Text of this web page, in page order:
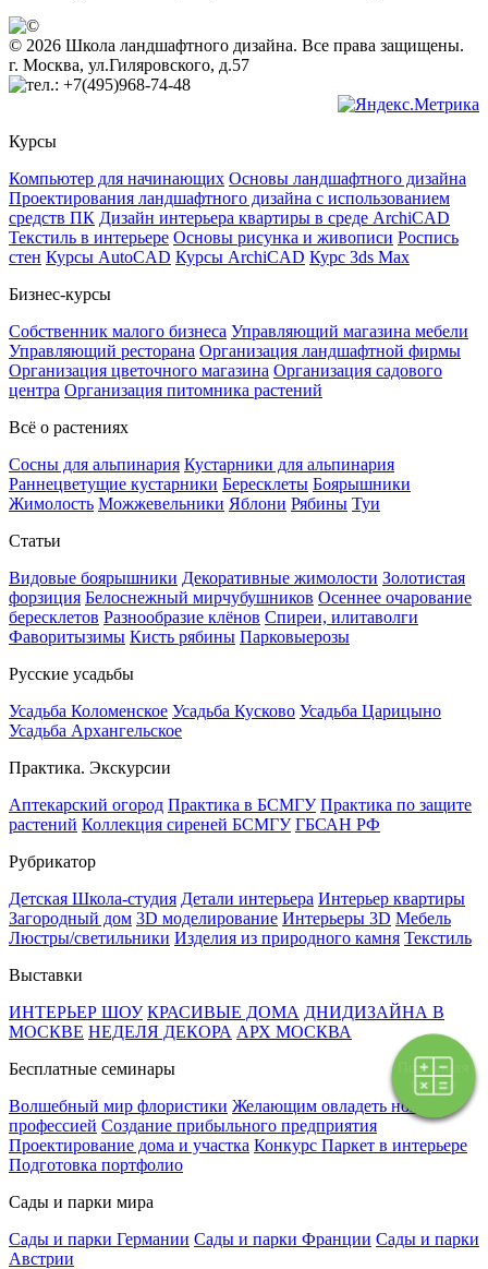
Поэтапная
оплата
© 2026 Школа ландшафтного дизайна. Все права защищены.
г. Москва, ул.Гиляровского, д.57
+7(495)968-74-48
Курсы
Компьютер для начинающих Основы ландшафтного дизайна
Проектирования ландшафтного дизайна с использованием
средств ПК Дизайн интерьера квартиры в среде ArchiCAD
Текстиль в интерьере Основы рисунка и живописи Роспись
стен Курсы AutoCAD Курсы ArchiCAD Курс 3ds Max
Бизнес-курсы
Собственник малого бизнеса Управляющий магазина мебели
Управляющий ресторана Организация ландшафтной фирмы
Организация цветочного магазина Организация садового
центра Организация питомника растений
Всё о растениях
Сосны для альпинария Кустарники для альпинария
Раннецветущие кустарники Бересклеты Боярышники
Жимолость Можжевельники Яблони Рябины Туи
Статьи
Видовые боярышники Декоративные жимолости Золотистая
форзиция Белоснежный мирчубушников Осеннее очарование
бересклетов Разнообразие клёнов Спиреи, илитаволги
Фаворитызимы Кисть рябины Парковыерозы
Русские усадьбы
Усадьба Коломенское Усадьба Кусково Усадьба Царицыно
Усадьба Архангельское
Практика. Экскурсии
Аптекарский огород Практика в БСМГУ Практика по защите
растений Коллекция сиреней БСМГУ ГБСАН РФ
Рубрикатор
Детская Школа-студия Детали интерьера Интерьер квартиры
Загородный дом 3D моделирование Интерьеры 3D Мебель
Люстры/светильники Изделия из природного камня Текстиль
Выставки
ИНТЕРЬЕР ШОУ КРАСИВЫЕ ДОМА ДНИДИЗАЙНА В
МОСКВЕ НЕДЕЛЯ ДЕКОРА АРХ МОСКВА
Бесплатные семинары
Волшебный мир флористики Желающим овладеть новой
профессией Создание прибыльного предприятия
Проектирование дома и участка Конкурс Паркет в интерьере
Подготовка портфолио
Сады и парки мира
Сады и парки Германии Сады и парки Франции Сады и парки
Австрии